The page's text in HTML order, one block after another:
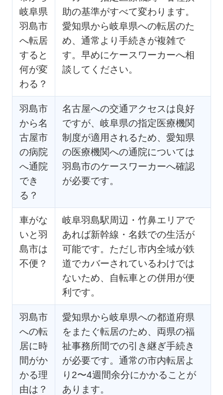
岐阜県
羽島市
へ転居
すると
何が変
わる？
助の基準がすべて変わります。
愛知県から岐阜県への転居のた
め、通常より手続きが複雑で
す。早めにケースワーカーへ相
談してください。
羽島市
から名
古屋市
の病院
へ通院
でき
る？
名古屋への交通アクセスは良好
ですが、岐阜県の指定医療機関
制度が適用されるため、愛知県
の医療機関への通院については
羽島市のケースワーカーへ確認
が必要です。
車がな
いと羽
島市は
不便？
岐阜羽島駅周辺・竹鼻エリアで
あれば新幹線・名鉄での生活が
可能です。ただし市内全域が鉄
道でカバーされているわけでは
ないため、自転車との併用が便
利です。
羽島市
への転
居に時
間がか
かる理
由は？
愛知県から岐阜県への都道府県
をまたぐ転居のため、両県の福
祉事務所間での引き継ぎ手続き
が必要です。通常の市内転居よ
り2〜4週間余分にかかることが
あります。